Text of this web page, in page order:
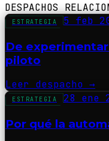
DESPACHOS
ESTRATEGIA 5 feb
De experimentar
piloto
Leer despacho →
ESTRATEGIA 28 ene
Por qué la